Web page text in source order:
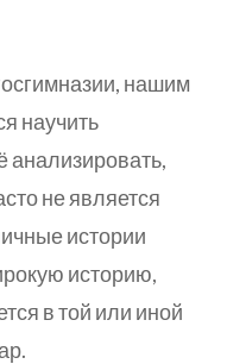
нашим
научить
анализировать,
не является
истории
историю,
в той или иной